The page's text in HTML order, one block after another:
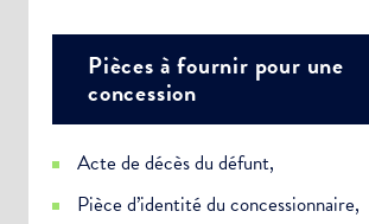
Pièces à fournir pour une
concession
Acte de décès du défunt,
Pièce d’identité du concessionnaire,